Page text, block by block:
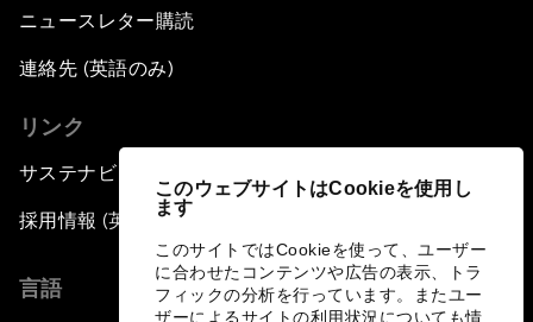
このウェブサイトはCookieを使用し
ます
このサイトではCookieを使って、ユーザー
に合わせたコンテンツや広告の表示、トラ
フィックの分析を行っています。またユー
ザーによるサイトの利用状況についても情
ニュースレター購読
連絡先 (英語のみ)
リンク
サステナビリティへの取り組み
採用情報 (英語のみ)
言語